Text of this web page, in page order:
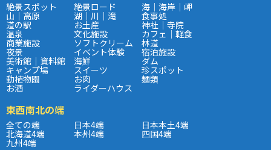
絶景スポット 絶景ロード 海｜海岸｜岬
山｜高原 湖｜川｜滝 食事処
道の駅 お土産 神社｜寺院
温泉 文化施設 カフェ｜軽食
商業施設 ソフトクリーム 林道
夜景 イベント体験 宿泊施設
美術館｜資料館 海鮮 ダム
キャンプ場 スイーツ 珍スポット
動植物園 お肉 麺類
お酒 ライダーハウス
東西南北の端
全ての端 日本4端 日本本土4端
北海道4端 本州4端 四国4端
九州4端